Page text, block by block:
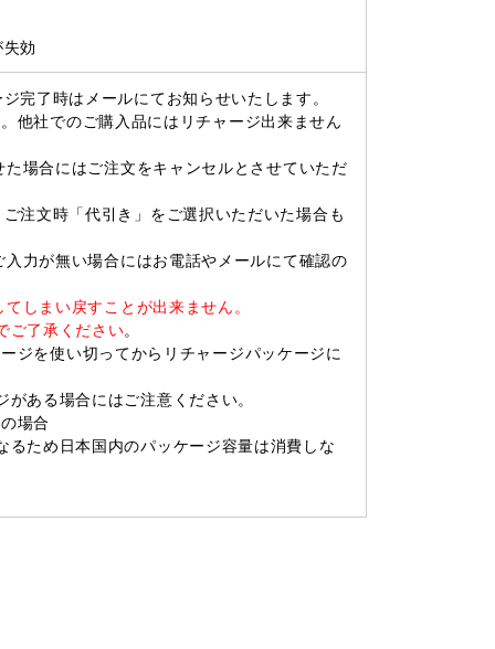
効
完了時はメールにてお知らせいたします。
他社でのご購入品にはリチャージ出来ません
場合にはご注文をキャンセルとさせていただ
注文時「代引き」をご選択いただいた場合も
力が無い場合にはお電話やメールにて確認の
しまい戻すことが出来ません。
了承ください。
ジを使い切ってからリチャージパッケージに
ある場合にはご注意ください。
場合
ため日本国内のパッケージ容量は消費しな